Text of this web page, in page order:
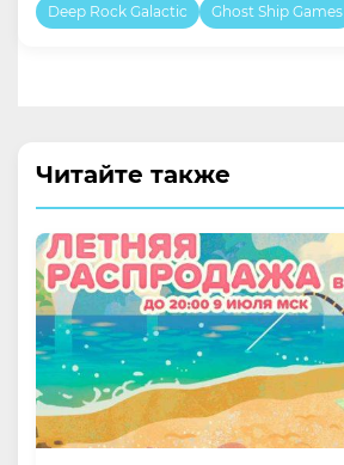
Deep Rock Galactic Ghost Ship Games
Читайте также